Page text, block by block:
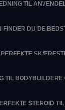
TIL
DU DE
TIL
STEROID